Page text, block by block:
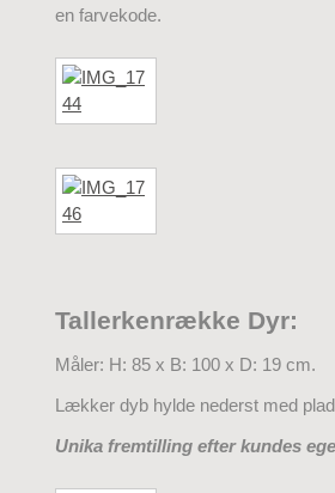
en farvekode.
Tallerkenrække Dyr:
Måler: H: 85 x B: 100 x D: 19 cm.
Lækker dyb hylde nederst med
Unika fremtilling efter kundes